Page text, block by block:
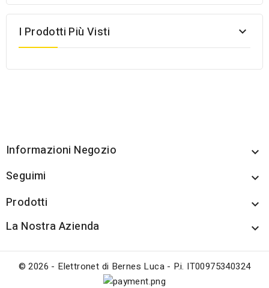
I Prodotti Più Visti 
Informazioni Negozio 
Seguimi 
Prodotti 
La Nostra Azienda 
© 2026 - Elettronet di Bernes Luca - P.i. IT00975340324